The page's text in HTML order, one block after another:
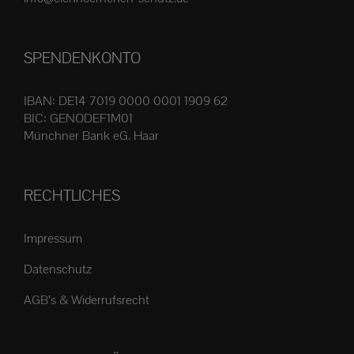
werden
SPENDENKONTO
IBAN: DE14 7019 0000 0001 1909 62
BIC: GENODEF1M01
Münchner Bank eG. Haar
RECHTLICHES
Impressum
Datenschutz
AGB’s & Widerrufsrecht